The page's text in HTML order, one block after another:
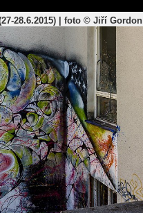
28.6.2015) | foto © Jiří Gordon